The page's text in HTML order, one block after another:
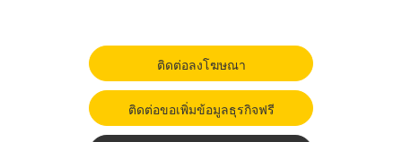
ติดต่อลงโฆษณา
ติดต่อขอเพิ่มข้อมูลธุรกิจฟรี